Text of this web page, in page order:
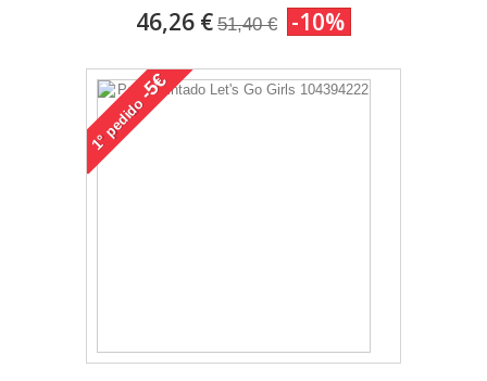
46,26 € 51,40 € -10%
1°
pedido
-5€